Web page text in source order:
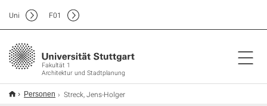
Fakultät 1
Architektur und Stadtplanung
Uni F01
Personen Streck, Jens-Holger